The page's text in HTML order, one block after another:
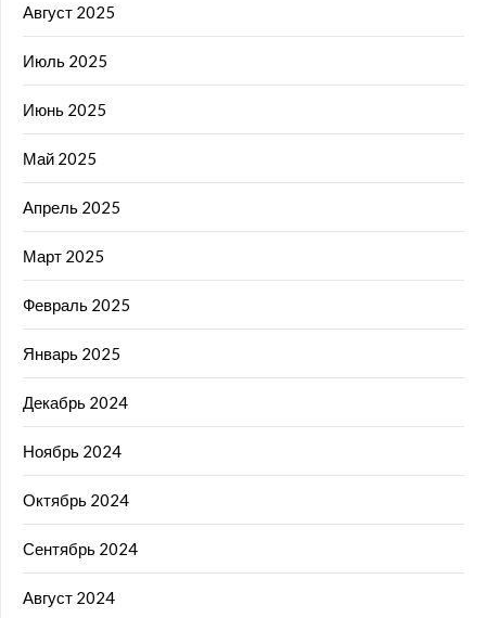
Август 2025
Июль 2025
Июнь 2025
Май 2025
Апрель 2025
Март 2025
Февраль 2025
Январь 2025
Декабрь 2024
Ноябрь 2024
Октябрь 2024
Сентябрь 2024
Август 2024